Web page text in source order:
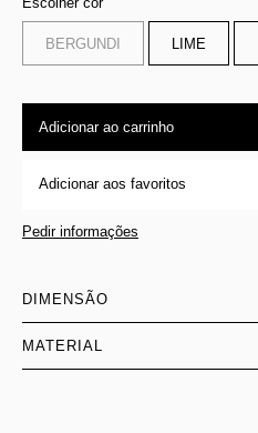
BERGUNDI LIME
Adicionar ao carrinho
Adicionar aos favoritos
Pedir informações
DIMENSÃO
MATERIAL